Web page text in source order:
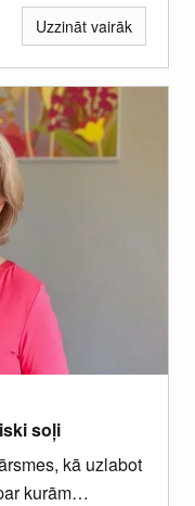
Uzzināt vairāk
soļi
kā uzlabot
kurām